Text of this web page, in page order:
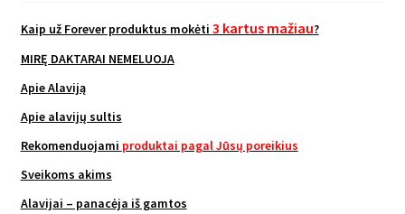
Kaip už Forever produktus mokėti 3 kartus mažiau?
MIRĘ DAKTARAI NEMELUOJA
Apie Alaviją
Apie alavijų sultis
Rekomenduojami produktai pagal Jūsų poreikius
Sveikoms akims
Alavijai – panacėja iš gamtos